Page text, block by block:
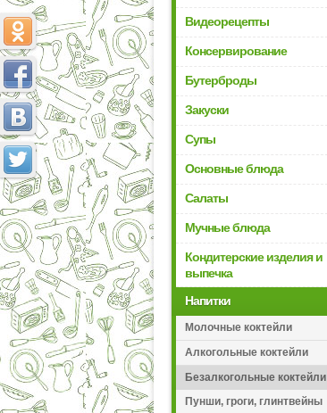
Видеорецепты
Консервирование
Бутерброды
Закуски
Супы
Основные блюда
Салаты
Мучные блюда
Кондитерские изделия и
выпечка
Напитки
Молочные коктейли
Алкогольные коктейли
Безалкогольные коктейли
Пунши, гроги, глинтвейны